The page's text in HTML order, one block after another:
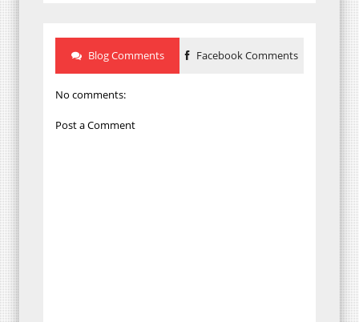
Blog Comments Facebook Comments
No comments:
Post a Comment